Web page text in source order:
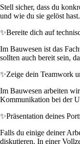
Stell sicher, dass du
und wie du sie gelöst
✨Bereite dich auf
Im Bauwesen ist das
sollten auch bereit sein,
✨Zeige dein Teamwork
Im Bauwesen arbeiten
Kommunikation bei der
✨Präsentation deines
Falls du einige deiner
diskutieren. In einer